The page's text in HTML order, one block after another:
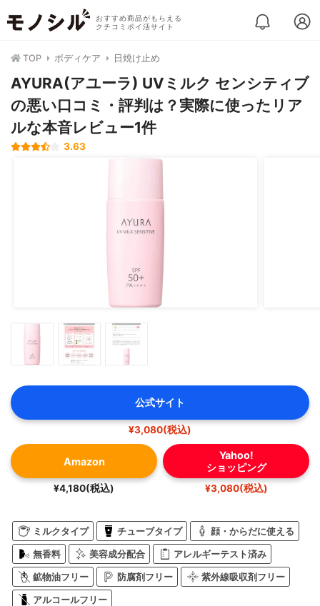
おすすめ商品がもらえる
クチコミポイ活サイト
TOP ボディケア 日焼け止め
AYURA(アユーラ) UVミルク センシティブ
の悪い口コミ・評判は？実際に使ったリア
ルな本音レビュー1件
3.63
公式サイト
¥3,080(税込)
Amazon
¥4,180(税込)
Yahoo!
ショッピング
¥3,080(税込)
ミルクタイプ チューブタイプ 顔・からだに使える
無香料 美容成分配合 アレルギーテスト済み
鉱物油フリー 防腐剤フリー 紫外線吸収剤フリー
アルコールフリー